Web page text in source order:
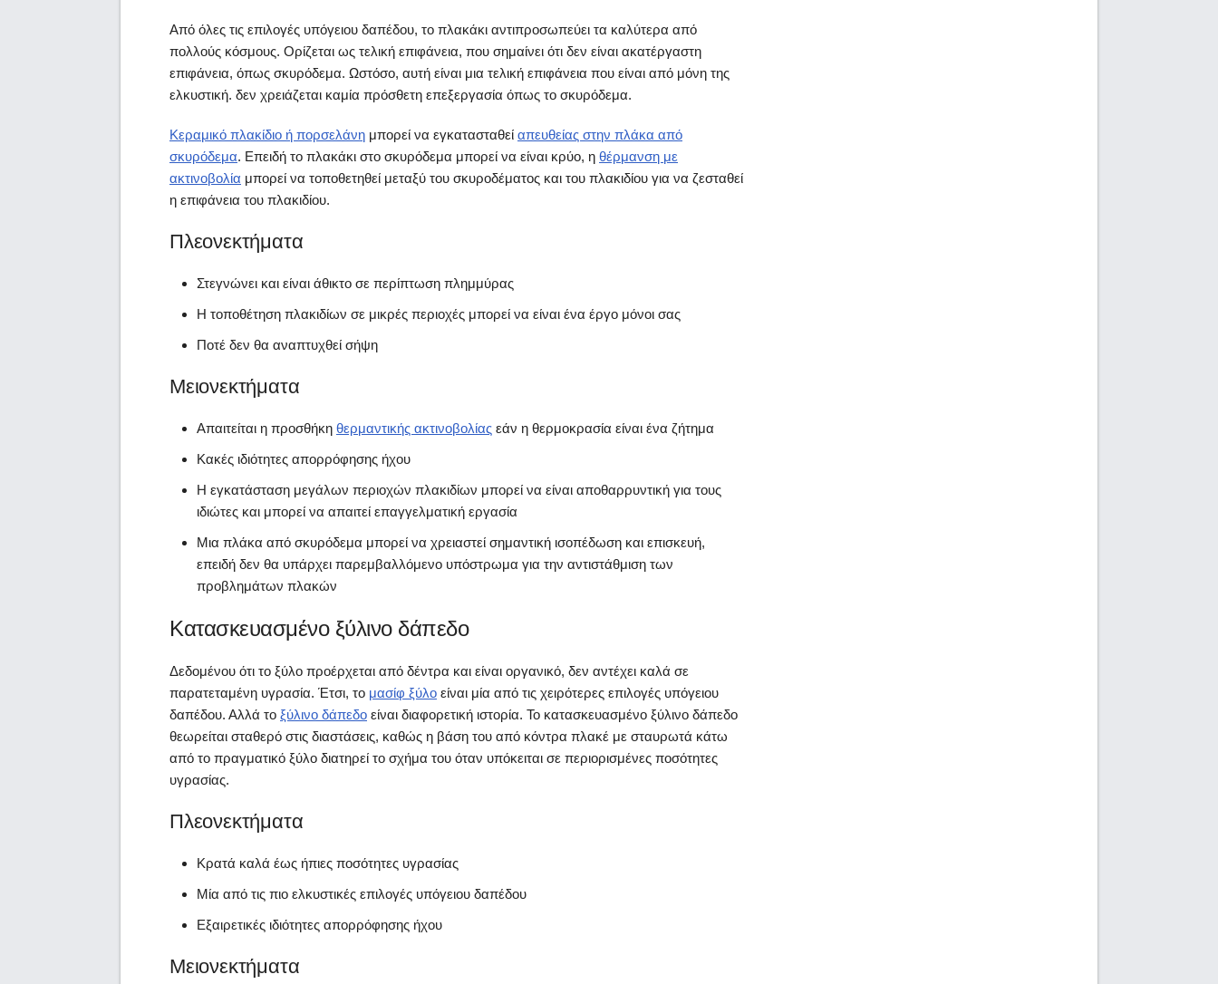
Από όλες τις επιλογές υπόγειου δαπέδου, το πλακάκι αντιπροσωπεύει τα καλύτερα από
πολλούς κόσμους. Ορίζεται ως τελική επιφάνεια, που σημαίνει ότι δεν είναι ακατέργαστη
επιφάνεια, όπως σκυρόδεμα. Ωστόσο, αυτή είναι μια τελική επιφάνεια που είναι από μόνη της
ελκυστική. δεν χρειάζεται καμία πρόσθετη επεξεργασία όπως το σκυρόδεμα.
Κεραμικό πλακίδιο ή πορσελάνη μπορεί να εγκατασταθεί απευθείας στην πλάκα από
σκυρόδεμα. Επειδή το πλακάκι στο σκυρόδεμα μπορεί να είναι κρύο, η θέρμανση με
ακτινοβολία μπορεί να τοποθετηθεί μεταξύ του σκυροδέματος και του πλακιδίου για να ζεσταθεί
η επιφάνεια του πλακιδίου.
Πλεονεκτήματα
Στεγνώνει και είναι άθικτο σε περίπτωση πλημμύρας
Η τοποθέτηση πλακιδίων σε μικρές περιοχές μπορεί να είναι ένα έργο μόνοι σας
Ποτέ δεν θα αναπτυχθεί σήψη
Μειονεκτήματα
Απαιτείται η προσθήκη θερμαντικής ακτινοβολίας εάν η θερμοκρασία είναι ένα ζήτημα
Κακές ιδιότητες απορρόφησης ήχου
Η εγκατάσταση μεγάλων περιοχών πλακιδίων μπορεί να είναι αποθαρρυντική για τους
ιδιώτες και μπορεί να απαιτεί επαγγελματική εργασία
Μια πλάκα από σκυρόδεμα μπορεί να χρειαστεί σημαντική ισοπέδωση και επισκευή,
επειδή δεν θα υπάρχει παρεμβαλλόμενο υπόστρωμα για την αντιστάθμιση των
προβλημάτων πλακών
Κατασκευασμένο ξύλινο δάπεδο
Δεδομένου ότι το ξύλο προέρχεται από δέντρα και είναι οργανικό, δεν αντέχει καλά σε
παρατεταμένη υγρασία. Έτσι, το μασίφ ξύλο είναι μία από τις χειρότερες επιλογές υπόγειου
δαπέδου. Αλλά το ξύλινο δάπεδο είναι διαφορετική ιστορία. Το κατασκευασμένο ξύλινο δάπεδο
θεωρείται σταθερό στις διαστάσεις, καθώς η βάση του από κόντρα πλακέ με σταυρωτά κάτω
από το πραγματικό ξύλο διατηρεί το σχήμα του όταν υπόκειται σε περιορισμένες ποσότητες
υγρασίας.
Πλεονεκτήματα
Κρατά καλά έως ήπιες ποσότητες υγρασίας
Μία από τις πιο ελκυστικές επιλογές υπόγειου δαπέδου
Εξαιρετικές ιδιότητες απορρόφησης ήχου
Μειονεκτήματα